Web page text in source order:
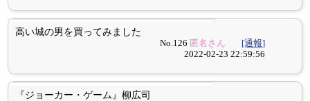
高い城の男を買ってみました
No.126 匿名さん
[通報]
2022-02-23 22:59:56
『ジョーカー・ゲーム』柳広司